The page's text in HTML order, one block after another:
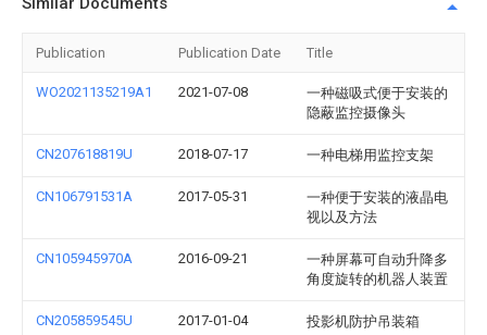
Publication Publication Date Title
WO2021135219A1 2021-07-08
一种磁吸式便于安装的
隐蔽监控摄像头
CN207618819U 2018-07-17 一种电梯用监控支架
CN106791531A 2017-05-31
一种便于安装的液晶电
视以及方法
CN105945970A 2016-09-21
一种屏幕可自动升降多
角度旋转的机器人装置
CN205859545U 2017-01-04 投影机防护吊装箱